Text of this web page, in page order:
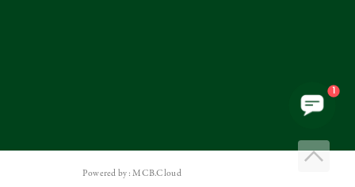
Powered by: MCB.Cloud
1